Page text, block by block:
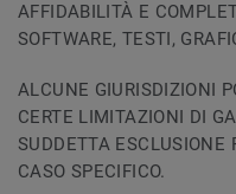
AFFIDABILITÀ E
SOFTWARE, TESTI,
ALCUNE GIURISDIZIONI
CERTE LIMITAZIONI DI
SUDDETTA ESCLUSIONE
CASO SPECIFICO.